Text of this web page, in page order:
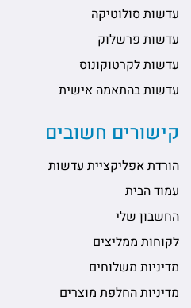
עדשות סולוטיקה
עדשות פרשלוק
עדשות לקרטוקונוס
עדשות בהתאמה אישית
קישורים חשובים
הורדת אפליקציית עדשות
עמוד הבית
החשבון שלי
לקוחות ממליצים
מדיניות משלוחים
מדיניות החלפת מוצרים